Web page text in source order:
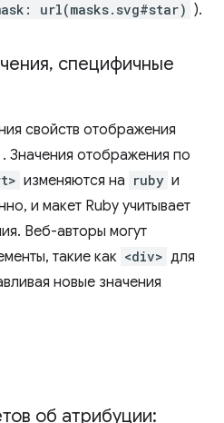
url(masks.svg#star) ).
, специфичные
свойств отображения
. Значения отображения по
изменяются на ruby и
и макет Ruby учитывает
Веб-авторы могут
такие как <div> для
новые значения
об атрибуции: